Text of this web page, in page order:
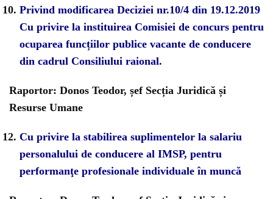
Privind modificarea Deciziei nr.10/4 din 19.12.2019
Cu privire la instituirea Comisiei de concurs pentru
ocuparea funcțiilor publice vacante de conducere
din cadrul Consiliului raional.
Raportor: Donos Teodor, șef Secția Juridică și
Resurse Umane
Cu privire la stabilirea suplimentelor la salariu
personalului de conducere al IMSP, pentru
performanţe profesionale individuale în muncă